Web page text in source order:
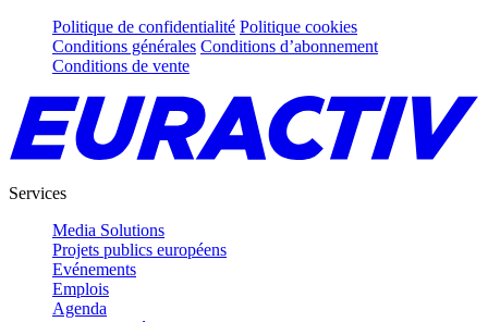
Politique de confidentialité Politique cookies
Conditions générales Conditions d’abonnement
Conditions de vente
Services
Media Solutions
Projets publics européens
Evénements
Emplois
Agenda